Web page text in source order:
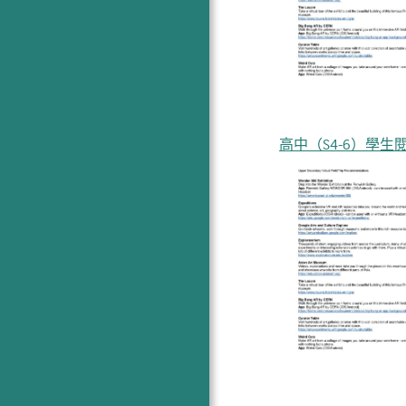
高中（S4-6）學生